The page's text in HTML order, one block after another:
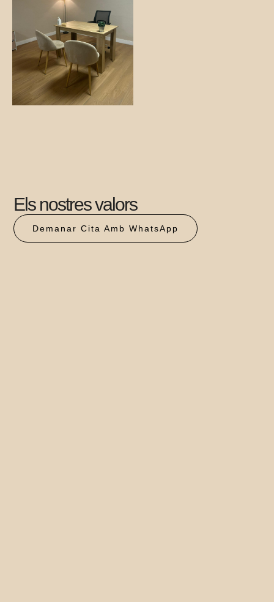
Els nostres valors
Demanar Cita Amb WhatsApp